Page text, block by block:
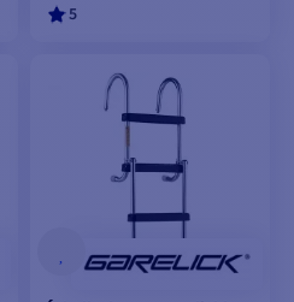
5
VOIR LES MODÈLES